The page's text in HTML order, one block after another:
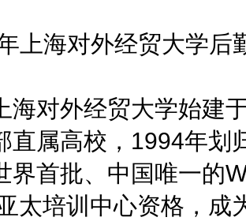
上海对外经贸大学
外经贸大学始建于
直属高校，1994年划
界首批、中国唯一的
太培训中心资格，成